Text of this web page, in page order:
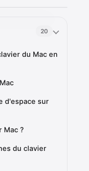
20
du Mac en
d'espace sur
Mac ?
du clavier